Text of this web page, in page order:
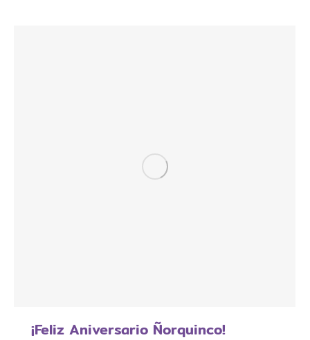
¡Feliz Aniversario Ñorquinco!